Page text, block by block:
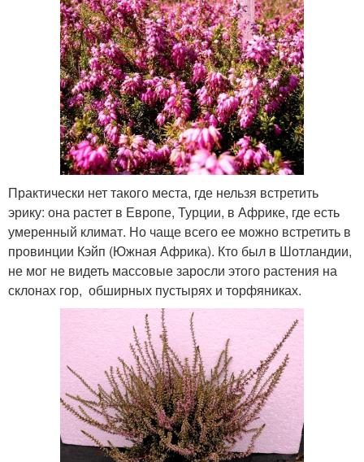
Практически нет такого места, где нельзя встретить
эрику: она растет в Европе, Турции, в Африке, где есть
умеренный климат. Но чаще всего ее можно встретить в
провинции Кэйп (Южная Африка). Кто был в Шотландии,
не мог не видеть массовые заросли этого растения на
склонах гор, обширных пустырях и торфяниках.